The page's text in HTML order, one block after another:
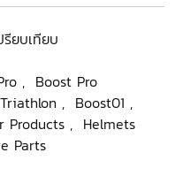
รียบเทียบ
, Boost Pro
, Boost01 ,
Products , Helmets
Parts